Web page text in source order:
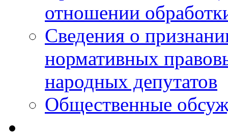
отношении
Сведения о
нормативных
народных депутатов
Общественные